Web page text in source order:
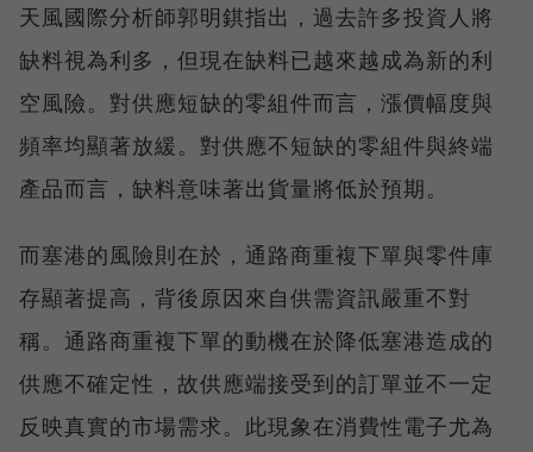
天風國際分析師郭明錤指出，過去許多投資人將
缺料視為利多，但現在缺料已越來越成為新的利
空風險。對供應短缺的零組件而言，漲價幅度與
頻率均顯著放緩。對供應不短缺的零組件與終端
產品而言，缺料意味著出貨量將低於預期。
而塞港的風險則在於，通路商重複下單與零件庫
存顯著提高，背後原因來自供需資訊嚴重不對
稱。通路商重複下單的動機在於降低塞港造成的
供應不確定性，故供應端接受到的訂單並不一定
反映真實的市場需求。此現象在消費性電子尤為